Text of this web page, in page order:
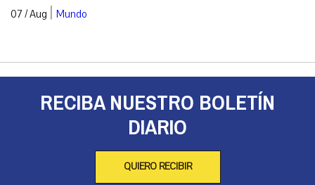
07 / Aug | Mundo
RECIBA NUESTRO BOLETÍN
DIARIO
QUIERO RECIBIR